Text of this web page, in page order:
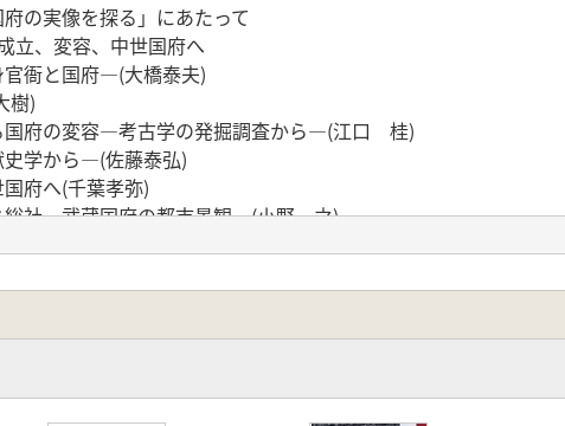
の実像を探る」にあたって
、変容、中世国府へ
衙と国府―(大橋泰夫)
樹)
国府の変容―考古学の発掘調査から―(江口 桂)
学から―(佐藤泰弘)
府へ(千葉孝弥)
社―武蔵国府の都市景観―(小野一之)
府(馬場 基)